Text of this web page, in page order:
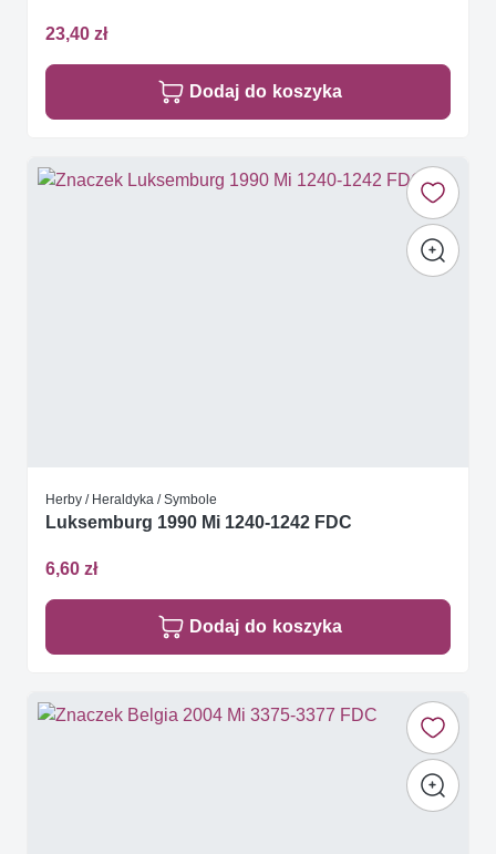
23,40 zł
Dodaj do koszyka
Herby / Heraldyka / Symbole
Luksemburg 1990 Mi 1240-1242 FDC
6,60 zł
Dodaj do koszyka